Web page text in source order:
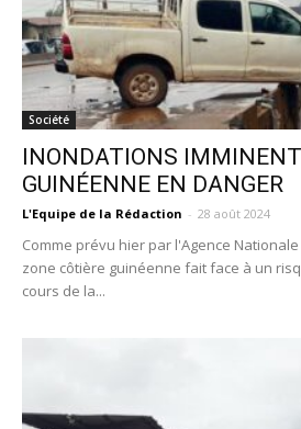
Société
INONDATIONS
GUINÉENNE EN DANGER
L'Equipe de la Rédaction - 28 août 2024
Comme prévu hier par l'Agence
zone côtière guinéenne fait face à un
cours de la...